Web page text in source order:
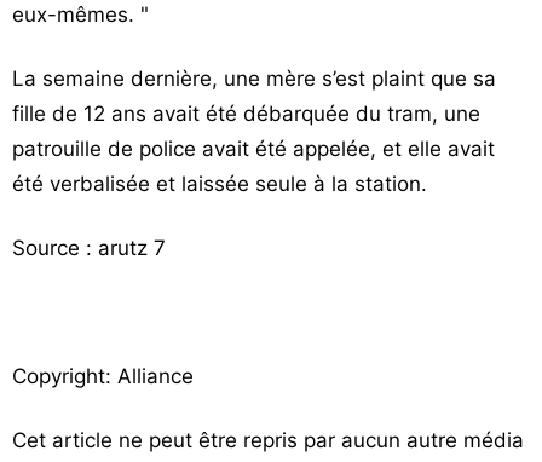
eux-mêmes. "
La semaine dernière, une mère s’est plaint que sa
fille de 12 ans avait été débarquée du tram, une
patrouille de police avait été appelée, et elle avait
été verbalisée et laissée seule à la station.
Source : arutz 7
Copyright: Alliance
Cet article ne peut être repris par aucun autre média